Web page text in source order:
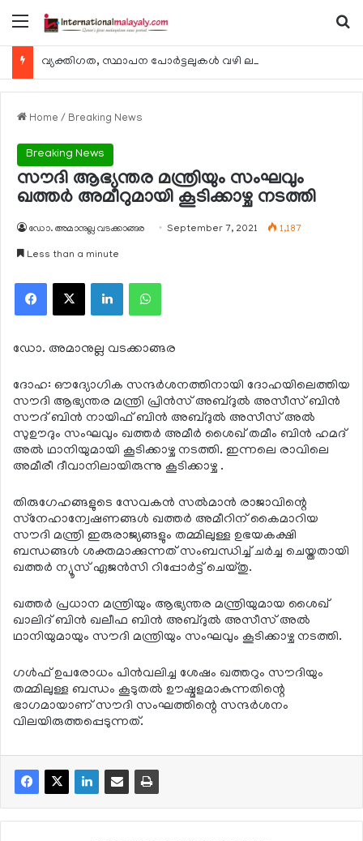
Menu
Home / Breaking News
Breaking News
സൗദി ആഭ്യന്തര മന്ത്രിയും സംഘവും
ഖത്തര്‍ അമീറുമായി കൂടിക്കാഴ്ച നടത്തി
ഡോ. അമാനുല്ല വടക്കാങ്ങര September 7, 2021 1,187
Less than a minute
Facebook
X LinkedInWhatsApp
ഡോ. അമാനുല്ല വടക്കാങ്ങര
ദോഹ: ഔദ്യോഗിക സന്ദര്‍ശനത്തിനായി ദോഹയിലെത്തിയ
സൗദി ആഭ്യന്തര മന്ത്രി പ്രിന്‍സ് അബ്ദുല്‍ അസീസ് ബിന്‍
സൗദ് ബിന്‍ നായിഫ് ബിന്‍ അബ്ദുല്‍ അസീസ് അല്‍
സുഊദും സംഘവും ഖത്തര്‍ അമീര്‍ ശൈഖ് തമീം ബിന്‍ ഹമദ്
അല്‍ ഥാനിയുമായി കൂടിക്കാഴ്ച നടത്തി. ഇന്നലെ രാവിലെ
അമീരീ ദീവാനിലായിരുന്നു കൂടിക്കാഴ്ച .
തിരുഗേഹങ്ങളുടെ സേവകന്‍ സല്‍മാന്‍ രാജാവിന്റെ
സ്‌നേഹാന്വേഷണങ്ങള്‍ ഖത്തര്‍ അമീറിന് കൈമാറിയ
സൗദി മന്ത്രി ഇരുരാജ്യങ്ങളും തമ്മിലുള്ള ഉഭയകക്ഷി
ബന്ധങ്ങള്‍ ശക്തമാക്കുന്നത് സംബന്ധിച്ച് ചര്‍ച്ച ചെയ്തതായി
ഖത്തര്‍ ന്യൂസ് ഏജന്‍സി റിപ്പോര്‍ട്ട് ചെയ്തു.
ഖത്തര്‍ പ്രധാന മന്ത്രിയും ആഭ്യന്തര മന്ത്രിയുമായ ശൈഖ്
ഖാലിദ് ബിന്‍ ഖലീഫ ബിന്‍ അബ്ദുല്‍ അസീസ് അല്‍
ഥാനിയുമായും സൗദി മന്ത്രിയും സംഘവും കൂടിക്കാഴ്ച നടത്തി.
ഗള്‍ഫ് ഉപരോധം പിന്‍വലിച്ച ശേഷം ഖത്തറും സൗദിയും
തമ്മിലുള്ള ബന്ധം കൂടുതല്‍ ഊഷ്മളമാകുന്നതിന്റെ
ഭാഗമായാണ് സൗദി സംഘത്തിന്റെ സന്ദര്‍ശനം
വിലയിരുത്തപ്പെടുന്നത്.